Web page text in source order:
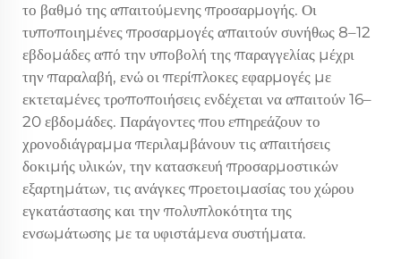
το βαθμό της απαιτούμενης προσαρμογής. Οι
τυποποιημένες προσαρμογές απαιτούν συνήθως 8–12
εβδομάδες από την υποβολή της παραγγελίας μέχρι
την παραλαβή, ενώ οι περίπλοκες εφαρμογές με
εκτεταμένες τροποποιήσεις ενδέχεται να απαιτούν 16–
20 εβδομάδες. Παράγοντες που επηρεάζουν το
χρονοδιάγραμμα περιλαμβάνουν τις απαιτήσεις
δοκιμής υλικών, την κατασκευή προσαρμοστικών
εξαρτημάτων, τις ανάγκες προετοιμασίας του χώρου
εγκατάστασης και την πολυπλοκότητα της
ενσωμάτωσης με τα υφιστάμενα συστήματα.